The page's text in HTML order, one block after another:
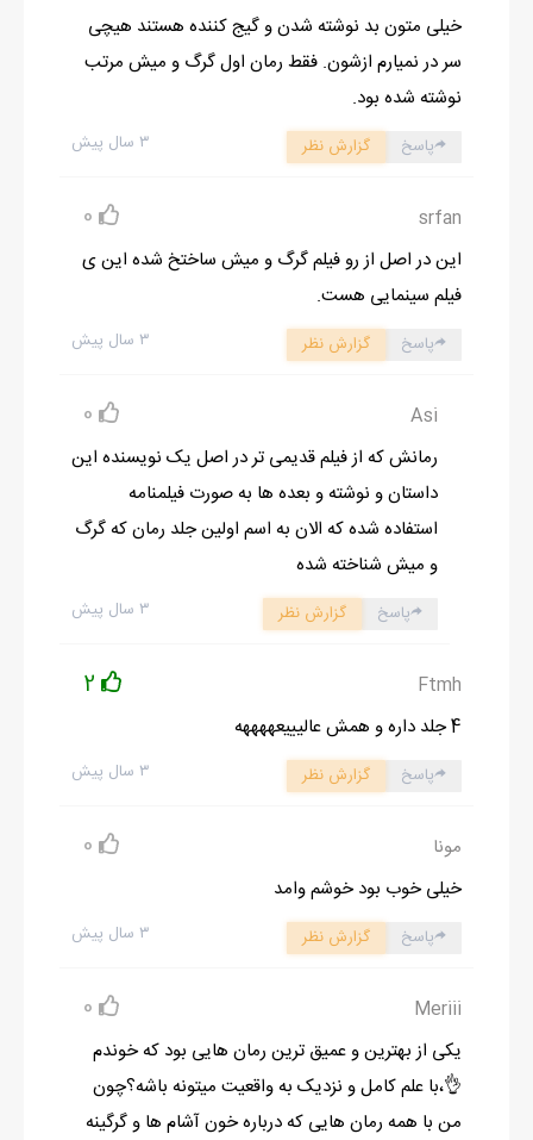
می داد روال نباید به این صورت پیش برود .
خون آشام ها و گرگینه ها می توانند به راحتی با هم کنار بیایند ، خیلی
ممنون ، اگر طرز فکر آنها این طور بود... اما
همه ي آنها این طرز فکر را دوست نداشتند ...
« آه ، اممم لیا الان خونه هست » : سثْ با صداي آرامی گفت
« اوه ، خداحافظ »
خانه بروم ، جایی که چارلی منتظرم بود.
در حال حاضر پدر بیچاره ام با خیلی چیزها کنار می آمد . فرار جیکوب
تنها یکی از چیزهایی بود که بر دوش پدرم قرار
نوجوان ، تقریبا قانونی اش، چند روز آینده یک خانم
ادامه رمان در اپلیکیشن شروع مطالعه آنلاین رمان
خیلی متون بد نوشته شدن و گیج کننده هستند هیچی
سر در نمیارم ازشون. فقط رمان اول گرگ و میش مرتب
نوشته شده بود.
۳ سال پیش پاسخ گزارش نظر
srfan
0
این در اصل از رو فیلم گرگ و میش ساختخ شده این ی
فیلم سینمایی هست.
۳ سال پیش پاسخ گزارش نظر
Asi
0
رمانش که از فیلم قدیمی تر در اصل یک نویسنده این
داستان و نوشته و بعده ها به صورت فیلمنامه
استفاده شده که الان به اسم اولین جلد رمان که گرگ
و میش شناخته شده
۳ سال پیش پاسخ گزارش نظر
Ftmh
2
4 جلد داره و همش عالیییعههههه
۳ سال پیش پاسخ گزارش نظر
مونا 0
خیلی خوب بود خوشم وامد
۳ سال پیش پاسخ گزارش نظر
Meriii
0
یکی از بهترین و عمیق ترین رمان هایی بود که خوندم
👌،با علم کامل و نزدیک به واقعیت میتونه باشه؟چون
من با همه رمان هایی که درباره خون آشام ها و گرگینه